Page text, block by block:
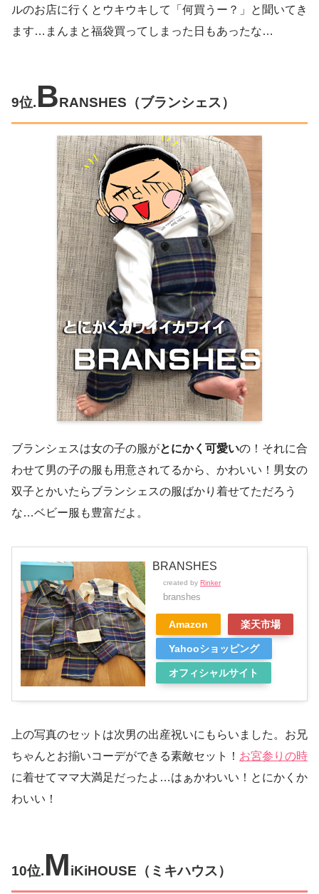
ルのお店に行くとウキウキして「何買うー？」と聞いてき
ます…まんまと福袋買ってしまった日もあったな…
9位.BRANSHES（ブランシェス）
ブランシェスは女の子の服がとにかく可愛いの！それに合
わせて男の子の服も用意されてるから、かわいい！男女の
双子とかいたらブランシェスの服ばかり着せてただろう
な…ベビー服も豊富だよ。
BRANSHES
created by Rinker
branshes
Amazon 楽天市場
Yahooショッピング
オフィシャルサイト
上の写真のセットは次男の出産祝いにもらいました。お兄
ちゃんとお揃いコーデができる素敵セット！ お宮参りの時
に着せてママ大満足だったよ…はぁかわいい！とにかくか
わいい！
10位.MiKiHOUSE（ミキハウス）